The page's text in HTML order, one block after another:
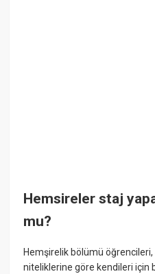
Hemsireler staj
mu?
Hemşirelik bölümü öğrencileri,
niteliklerine göre kendileri için